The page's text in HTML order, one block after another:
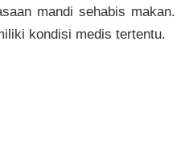
mandi sehabis makan.
kondisi medis tertentu.